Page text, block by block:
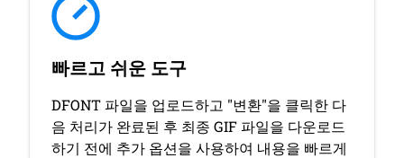
빠르고 쉬운 도구
DFONT 파일을 업로드하고 "변환"을 클릭한 다
음 처리가 완료된 후 최종 GIF 파일을 다운로드
하기 전에 추가 옵션을 사용하여 내용을 빠르게